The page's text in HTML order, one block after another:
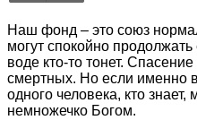
Наш фонд – это союз
могут спокойно продолжать
воде кто-то тонет.
смертных. Но если именно
одного человека, кто
немножечко Богом.